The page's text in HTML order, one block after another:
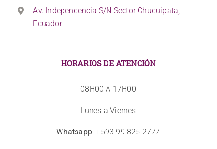
Av. Independencia S/N Sector Chuquipata,
Ecuador
HORARIOS DE ATENCIÓN
08H00 A 17H00
Lunes a Viernes
Whatsapp: +593 99 825 2777